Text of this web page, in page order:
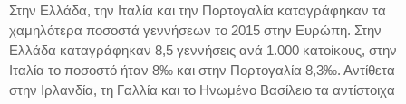
Στην Ελλάδα, την Ιταλία και την Πορτογαλία καταγράφηκαν τα
χαμηλότερα ποσοστά γεννήσεων το 2015 στην Ευρώπη. Στην
Ελλάδα καταγράφηκαν 8,5 γεννήσεις ανά 1.000 κατοίκους, στην
Ιταλία το ποσοστό ήταν 8‰ και στην Πορτογαλία 8,3‰. Αντίθετα
στην Ιρλανδία, τη Γαλλία και το Ηνωμένο Βασίλειο τα αντίστοιχα